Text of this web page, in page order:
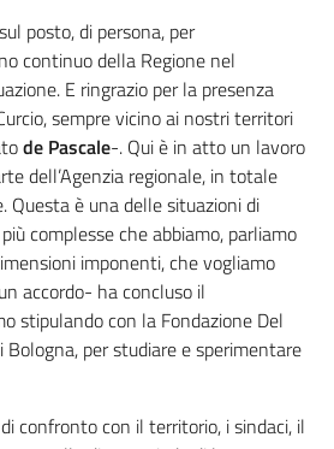
posto, di persona, per
continuo della Regione nel
E ringrazio per la presenza
sempre vicino ai nostri territori
de Pascale-. Qui è in atto un lavoro
dell’Agenzia regionale, in totale
Questa è una delle situazioni di
complesse che abbiamo, parliamo
imponenti, che vogliamo
accordo- ha concluso il
stipulando con la Fondazione Del
Bologna, per studiare e sperimentare
confronto con il territorio, i sindaci, il